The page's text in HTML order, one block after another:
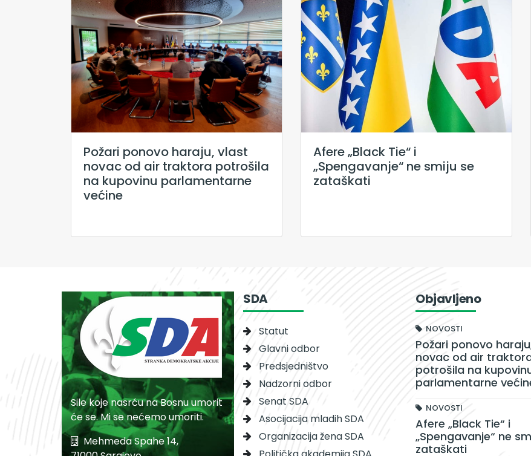
Požari ponovo haraju, vlast
novac od air traktora potrošila
na kupovinu parlamentarne
većine
Afere „Black Tie“ i
„Spengavanje“ ne smiju se
zataškati
Sile koje nasrću na Bosnu umorit
će se. Mi se nećemo umoriti.
Mehmeda Spahe 14,
SDA
Statut
Glavni odbor
Predsjedništvo
Nadzorni odbor
Senat SDA
Asocijacija mladih SDA
Organizacija žena SDA
Objavljeno
NOVOSTI
Požari ponovo
novac od air
potrošila na
parlamentarne
NOVOSTI
Afere „Black Tie“ i
„Spengavanje“ ne
zataškati